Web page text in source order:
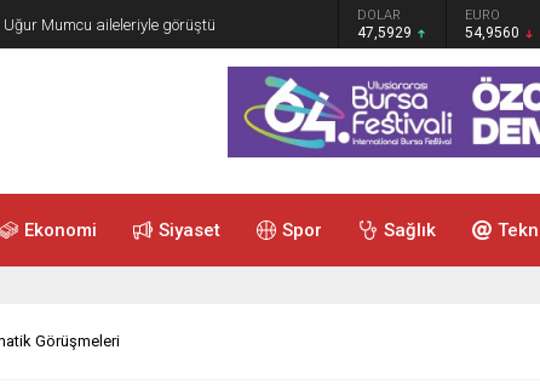
Uğur Mumcu aileleriyle görüştü DOLAR
47,5929
EURO
54,9560
Ekonomi Siyaset Spor Sağlık
Görüşmeleri